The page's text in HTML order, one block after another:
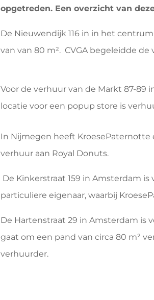
opgetreden. Een overzicht van
De Nieuwendijk 116 in in het
van van 80 m². CVGA begeleidde
Voor de verhuur van de Markt 87-89
locatie voor een popup store is
In Nijmegen heeft KroesePaternotte
verhuur aan Royal Donuts.
De Kinkerstraat 159 in Amsterdam
particuliere eigenaar, waarbij
De Hartenstraat 29 in Amsterdam is
gaat om een pand van circa 80 m²
verhuurder.